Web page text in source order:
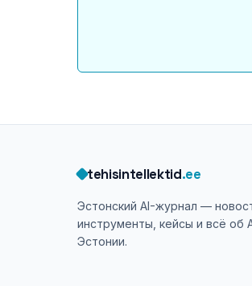
tehisintellektid.ee
Эстонский AI-журнал —
инструменты, кейсы и всё об
Эстонии.